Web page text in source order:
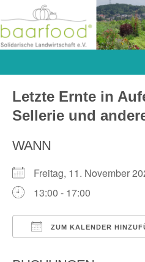
Letzte Ernte in
Sellerie und
WANN
Freitag, 11. November
13:00 - 17:00
ZUM KALENDER